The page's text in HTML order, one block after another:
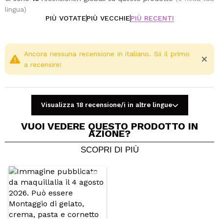
idratazione e di un'azione rassodante.
Cruelty free.
lingua)
PIÙ VOTATEPIÙ VECCHIEPIÙ RECENTI
Condividi un video o una foto
Consiglieresti questo acquisto?
Ancora nessuna recensione in italiano. Sii il primo
a recensire!
Visualizza 18 recensione/i in altre lingue
VUOI VEDERE QUESTO PRODOTTO IN
AZIONE?
SCOPRI DI PIÙ